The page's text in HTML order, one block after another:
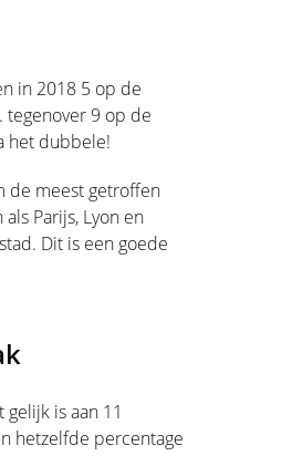
in 2018 5 op de
tegenover 9 op de
het dubbele!
de meest getroffen
Parijs, Lyon en
Dit is een goede
is aan 11
hetzelfde percentage